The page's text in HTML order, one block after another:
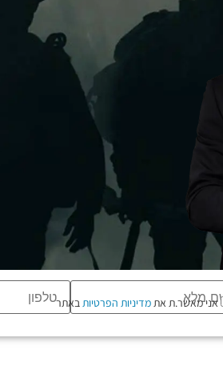
אני מאשר.ת את מדיניות הפרטיות באתר